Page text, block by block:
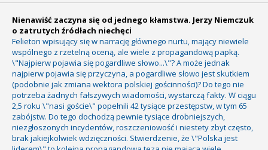
Nienawiść zaczyna się od jednego kłamstwa. Jerzy Niemczuk
o zatrutych źródłach niechęci
Felieton wpisujący się w narrację głównego nurtu, mający niewiele
wspólnego z rzetelną oceną, ale wiele z propagandową papką.
\"Najpierw pojawia się pogardliwe słowo...\"? A może jednak
najpierw pojawia się przyczyna, a pogardliwe słowo jest skutkiem
(podobnie jak zmiana wektora polskiej gościnności)? Do tego nie
potrzeba żadnych fałszywych wiadomości, wystarczą fakty. W ciągu
2,5 roku \"nasi goście\" popełnili 42 tysiące przestępstw, w tym 65
zabójstw. Do tego dochodzą pewnie tysiące drobniejszych,
niezgłoszonych incydentów, roszczeniowość i niestety zbyt często,
brak jakiejkolwiek wdzięczności. Stwierdzenie, że \"Polska jest